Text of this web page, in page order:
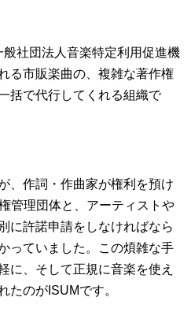
般社団法人音楽特定利用促進機
る市販楽曲の、複雑な著作権
括で代行してくれる組織で
、作詞・作曲家が権利を預け
管理団体と、アーティストや
に許諾申請をしなければなら
っていました。この煩雑な手
に、そして正規に音楽を使え
たのがISUMです。